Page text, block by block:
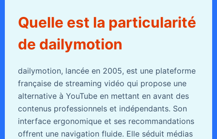
Quelle est la particularité
de dailymotion
dailymotion, lancée en 2005, est une plateforme
française de streaming vidéo qui propose une
alternative à YouTube en mettant en avant des
contenus professionnels et indépendants. Son
interface ergonomique et ses recommandations
offrent une navigation fluide. Elle séduit médias